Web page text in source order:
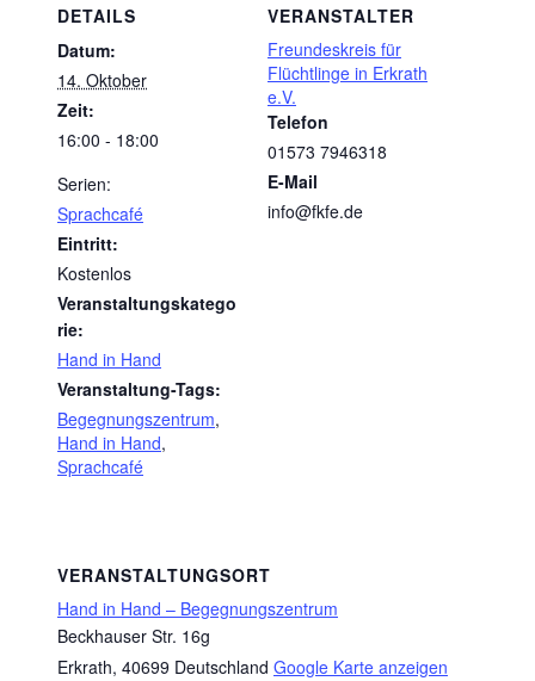
DETAILS
Datum:
14. Oktober
Zeit:
16:00 - 18:00
Serien:
Sprachcafé
Eintritt:
Kostenlos
Veranstaltungskatego
rie:
Hand in Hand
Veranstaltung-Tags:
Begegnungszentrum,
Hand in Hand,
Sprachcafé
VERANSTALTER
Freundeskreis für
Flüchtlinge in Erkrath
e.V.
Telefon
01573 7946318
E-Mail
info@fkfe.de
VERANSTALTUNGSORT
Hand in Hand – Begegnungszentrum
Beckhauser Str. 16g
Erkrath, 40699 Deutschland Google Karte anzeigen